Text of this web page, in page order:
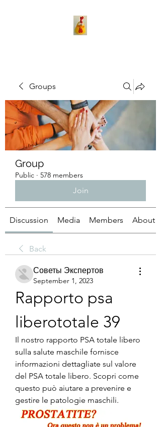
Groups
Group
Public · 578 members
Join
Discussion Media Members About
Back
Советы Экспертов
September 1, 2023
Rapporto psa
liberototale 39
Il nostro rapporto PSA totale libero
sulla salute maschile fornisce
informazioni dettagliate sul valore
del PSA totale libero. Scopri come
questo può aiutare a prevenire e
gestire le patologie maschili.